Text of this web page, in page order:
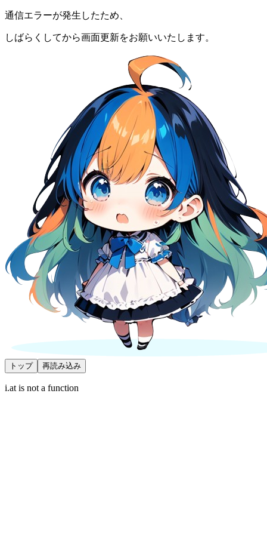
通信エラーが発生したため、
しばらくしてから画面更新をお願いいたします。
トップ 再読み込み
i.at is not a function